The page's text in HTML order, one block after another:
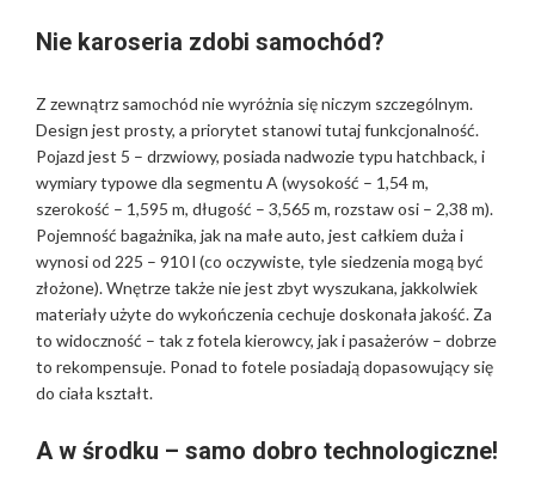
Nie karoseria zdobi samochód?
Z zewnątrz samochód nie wyróżnia się niczym szczególnym.
Design jest prosty, a priorytet stanowi tutaj funkcjonalność.
Pojazd jest 5 – drzwiowy, posiada nadwozie typu hatchback, i
wymiary typowe dla segmentu A (wysokość – 1,54 m,
szerokość – 1,595 m, długość – 3,565 m, rozstaw osi – 2,38 m).
Pojemność bagażnika, jak na małe auto, jest całkiem duża i
wynosi od 225 – 910 l (co oczywiste, tyle siedzenia mogą być
złożone). Wnętrze także nie jest zbyt wyszukana, jakkolwiek
materiały użyte do wykończenia cechuje doskonała jakość. Za
to widoczność – tak z fotela kierowcy, jak i pasażerów – dobrze
to rekompensuje. Ponad to fotele posiadają dopasowujący się
do ciała kształt.
A w środku – samo dobro technologiczne!